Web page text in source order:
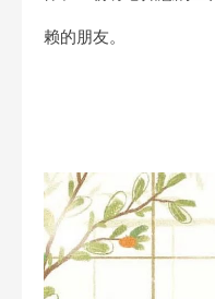
赖的朋友。